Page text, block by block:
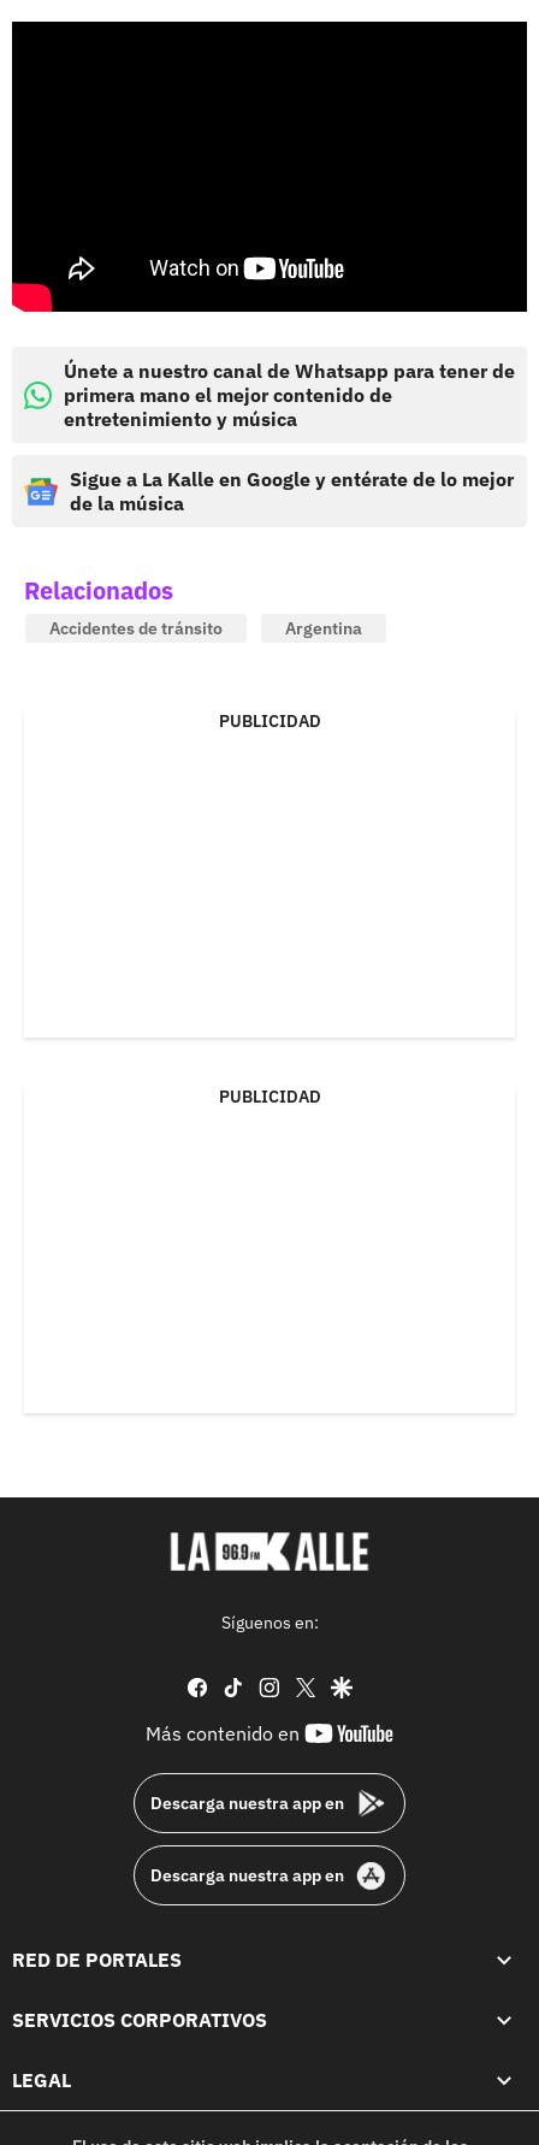
Únete a nuestro canal de Whatsapp para tener de
primera mano el mejor contenido de
entretenimiento y música
Sigue a La Kalle en Google y entérate de lo mejor
de la música
Relacionados
Accidentes de tránsito Argentina
PUBLICIDAD
PUBLICIDAD
Síguenos en:
facebook
tiktok instagram
twittergoogle
Más contenido en
youtube-
Descarga nuestra app en
Descarga nuestra app en
RED DE PORTALES
SERVICIOS CORPORATIVOS
LEGAL